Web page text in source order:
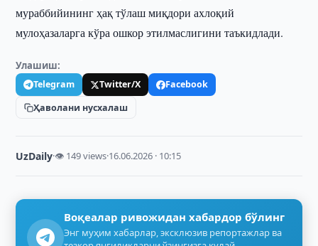
мураббийининг ҳақ тўлаш миқдори ахлоқий
мулоҳазаларга кўра ошкор этилмаслигини таъкидлади.
Улашиш:
Telegram Twitter/X
Facebook
Ҳаволани нусхалаш
UzDaily·👁 149 views·16.06.2026 · 10:15
Воқеалар ривожидан хабардор бўлинг
Энг муҳим хабарлар, эксклюзив репортажлар ва